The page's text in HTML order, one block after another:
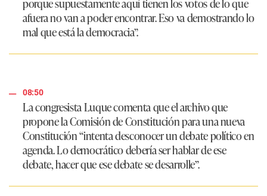
porque supuestamente aquí tienen los votos de lo que
afuera no van a poder encontrar. Eso va demostrando lo
mal que está la democracia”.
08:50
La congresista Luque comenta que el archivo que
propone la Comisión de Constitución para una nueva
Constitución“intenta desconocer un debate político en
agenda. Lo democrático debería ser hablar de ese
debate, hacer que ese debate se desarrolle”.